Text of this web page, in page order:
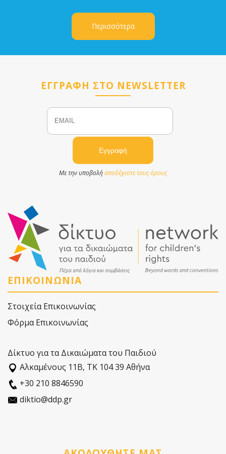
Περισσότερα
ΕΓΓΡΑΦΗ ΣΤΟ NEWSLETTER
Email
Με την υποβολήαποδέχεστε τους όρους
ΕΠΙΚΟΙΝΩΝΙΑ
Στοιχεία Επικοινωνίας
Φόρμα Επικοινωνίας
Δίκτυο για τα Δικαιώματα του Παιδιού
Αλκαµένους 11Β, ΤΚ 104 39 Αθήνα
+30 210 8846590
diktio@ddp.gr